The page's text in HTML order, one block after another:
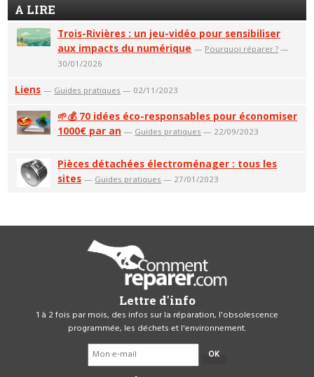
A LIRE
Trois-Rivières : un jeu-vidéo pour sensibiliser
aux impacts du numérique — Pourquoi réparer ? —
30/01/2026
Liens — Guides pratiques — 02/11/2023
🌱💰 70 idées éco-responsables pour économiser
1000€ par an — Guides pratiques — 22/09/2023
Pièces détachées électroménager : tous les
sites — Guides pratiques — 27/01/2023
Lettre d'info
1 à 2 fois par mois, des infos sur la réparation, l'obsolescence
programmée, les déchets et l'environnement.
OK